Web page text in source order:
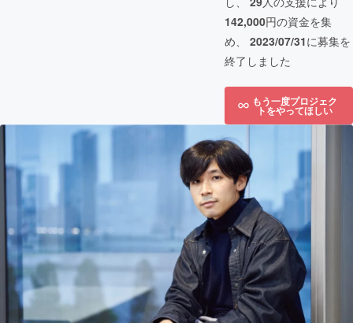
142,000円の資金を集
め、 2023/07/31に募集を
終了しました
もう一度プロジェク
トをやってほしい